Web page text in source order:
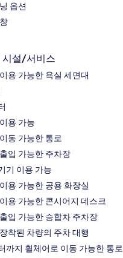
옵션
시설/서비스
용 가능한 욕실 세면대
용 가능
동 가능한 통로
입 가능한 주차장
기 이용 가능
용 가능한 공용 화장실
용 가능한 콘시어지 데스크
입 가능한 승합차 주차장
착된 차량의 주차 대행
까지 휠체어로 이동 가능한 통로